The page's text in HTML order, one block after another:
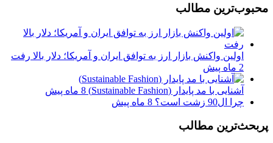
محبوب‌ترین مطالب
اولین واکنش بازار ارز به توافق ایران و آمریکا؛ دلار بالا رفت
2 ماه پیش
آشنایی با مد پایدار (Sustainable Fashion)
8 ماه پیش
چرا ال90 زشت است؟
8 ماه پیش
پربحث‌ترین مطالب